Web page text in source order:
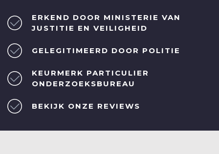
ERKEND DOOR MINISTERIE VAN
JUSTITIE EN VEILIGHEID
GELEGITIMEERD DOOR POLITIE
KEURMERK PARTICULIER
ONDERZOEKSBUREAU
BEKIJK ONZE REVIEWS